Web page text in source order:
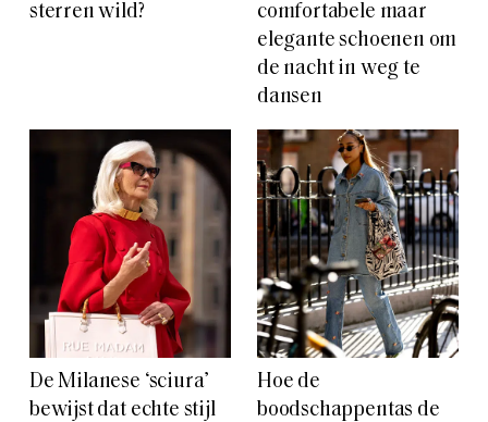
sterren wild?
comfortabele maar
elegante schoenen om
de nacht in weg te
dansen
De Milanese ‘sciura’
bewijst dat echte stijl
Hoe de
boodschappentas de